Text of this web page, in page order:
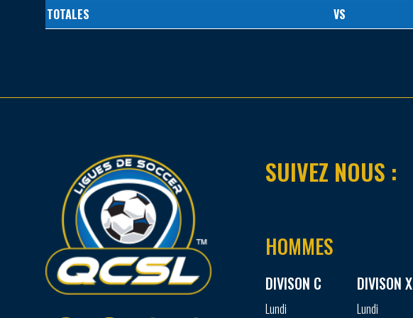
TOTALES VS
SUIVEZ NOUS :
HOMMES
DIVISON C
Lundi
DIVISON X
Lundi